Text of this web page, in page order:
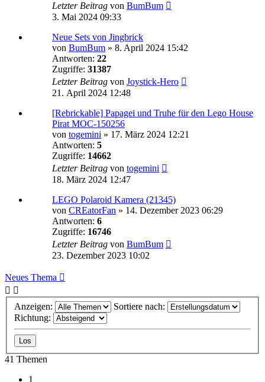
Letzter Beitrag von BumBum
3. Mai 2024 09:33
Neue Sets von Jingbrick
von BumBum » 8. April 2024 15:42
Antworten: 22
Zugriffe: 31387
Letzter Beitrag von Joystick-Hero
21. April 2024 12:48
[Rebrickable] Papagei und Truhe für den Lego House
Pirat MOC-150256
von togemini » 17. März 2024 12:21
Antworten: 5
Zugriffe: 14662
Letzter Beitrag von togemini
18. März 2024 12:47
LEGO Polaroid Kamera (21345)
von CREatorFan » 14. Dezember 2023 06:29
Antworten: 6
Zugriffe: 16746
Letzter Beitrag von BumBum
23. Dezember 2023 10:02
Neues Thema
Anzeigen:
Sortiere nach:
Richtung:
41 Themen
1